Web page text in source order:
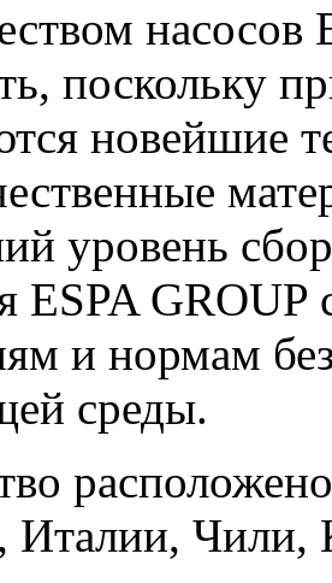
насосов
поскольку п
новейшие
уровень
ESPA GROUP
и нормам
среды.
Италии, Чили,